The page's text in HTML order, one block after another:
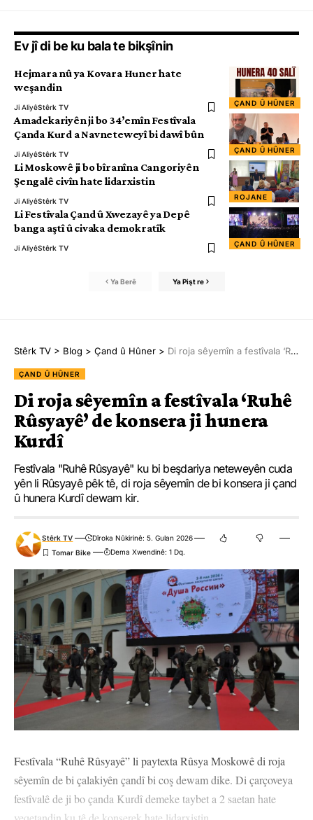
Ev jî di be ku bala te bikşînin
ÇAND Û HÛNER
Hejmara nû ya Kovara Huner hate
weşandin
Ji AliyêStêrk TV
ÇAND Û HÛNER
Amadekariyên ji bo 34’emîn Festîvala
Çanda Kurd a Navneteweyî bi dawî bûn
Ji AliyêStêrk TV
ROJANE
Li Moskowê ji bo bîranîna Cangoriyên
Şengalê civîn hate lidarxistin
Ji AliyêStêrk TV
ÇAND Û HÛNER
Li Festîvala Çand û Xwezayê ya Depê
banga aştî û civaka demokratîk
Ji AliyêStêrk TV
Ya Berê Ya Pişt re
Stêrk TV > Blog > Çand û Hûner > Di roja sêyemîn a festîvala ‘Ruhê Rûsyayê’ de konsera ji hunera Kurdî
ÇAND Û HÛNER
Di roja sêyemîn a festîvala ‘Ruhê
Rûsyayê’ de konsera ji hunera
Kurdî
Festîvala "Ruhê Rûsyayê" ku bi beşdariya neteweyên cuda
yên li Rûsyayê pêk tê, di roja sêyemîn de bi konsera ji çand
û hunera Kurdî dewam kir.
Stêrk TV
Dîroka Nûkirinê: 5. Gulan 2026
Dema Xwendinê: 1 Dq.
Festîvala “Ruhê Rûsyayê” li paytexta Rûsya Moskowê di roja
sêyemîn de bi çalakiyên çandî bi coş dewam dike. Di çarçoveya
festîvalê de ji bo çanda Kurdî demeke taybet a 2 saetan hate